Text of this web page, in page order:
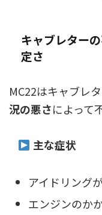
キャブレター
定さ
MC22はキャブレタ
況の悪さによって
主な症状
アイドリング
エンジンのか